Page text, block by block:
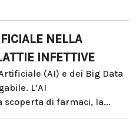
NELLA
INFETTIVE
(AI) e dei Big Data
L’AI
di farmaci, la...